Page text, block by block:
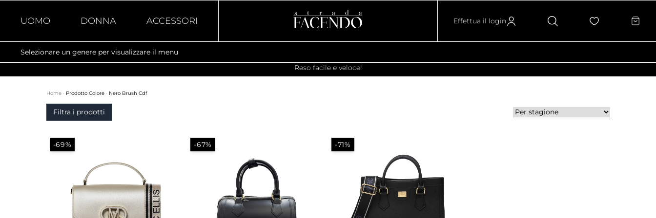
UOMO DONNA ACCESSORI Effettua il login
Selezionare un genere per visualizzare il menu
Reso facile e veloce!
Home · Prodotto Colore · Nero Brush Cdf
Filtra i prodotti
-69% -67% -71%